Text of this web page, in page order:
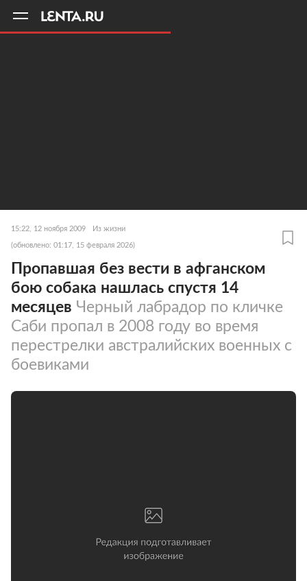
15:22, 12 ноября 2009 Из жизни
(обновлено: 01:17, 15 февраля 2026)
Пропавшая без вести в афганском
бою собака нашлась спустя 14
месяцев Черный лабрадор по кличке
Саби пропал в 2008 году во время
перестрелки австралийских военных с
боевиками